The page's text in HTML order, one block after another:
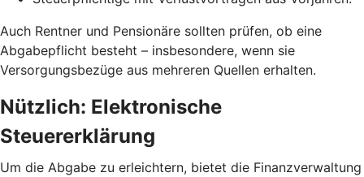
Auch Rentner und Pensionäre sollten prüfen, ob eine
Abgabepflicht besteht – insbesondere, wenn sie
Versorgungsbezüge aus mehreren Quellen erhalten.
Nützlich: Elektronische
Steuererklärung
Um die Abgabe zu erleichtern, bietet die Finanzverwaltung